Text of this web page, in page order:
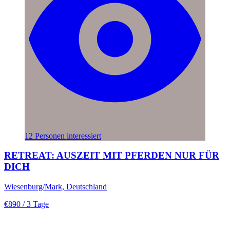
12 Personen interessiert
RETREAT: AUSZEIT MIT PFERDEN NUR FÜR
DICH
Wiesenburg/Mark, Deutschland
€890 / 3 Tage